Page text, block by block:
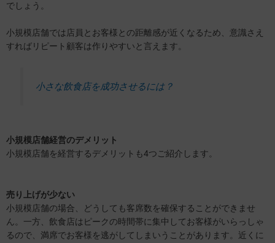
でしょう。
小規模店舗では店員とお客様との距離感が近くなるため、意識さえ
すればリピート顧客は作りやすいと言えます。
小さな飲食店を成功させるには？
小規模店舗経営のデメリット
小規模店舗を経営するデメリットも4つご紹介します。
売り上げが少ない
小規模店舗の場合、どうしても客席数を確保することができませ
ん。一方、飲食店はピークの時間帯に集中してお客様がいらっしゃ
るので、満席でお客様を逃がしてしまいうことがあります。近くに